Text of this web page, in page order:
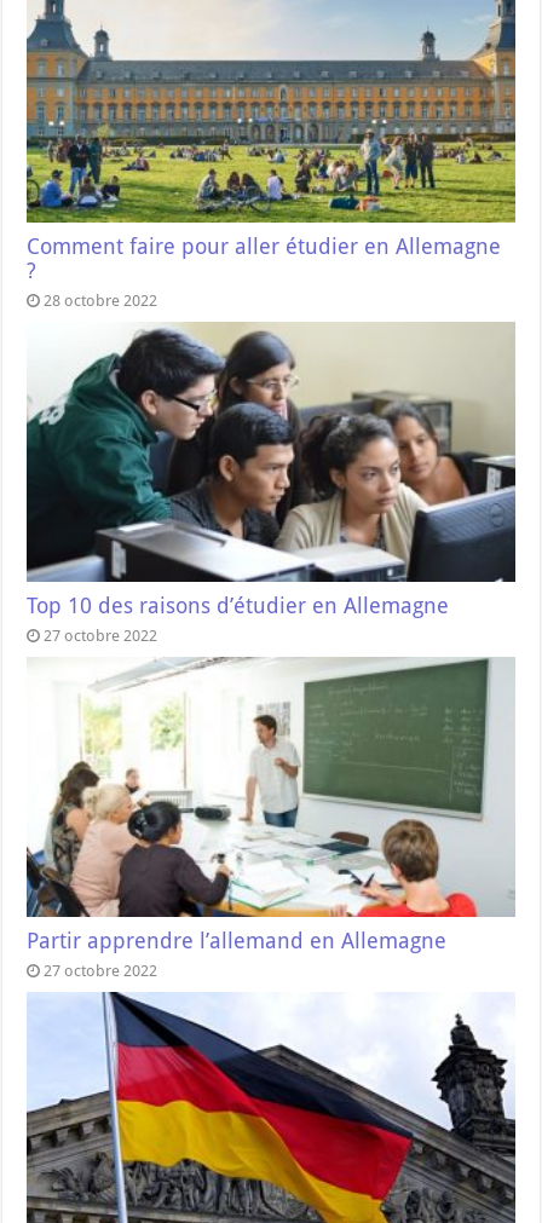
Comment faire pour aller étudier en Allemagne
?
28 octobre 2022
Top 10 des raisons d’étudier en Allemagne
27 octobre 2022
Partir apprendre l’allemand en Allemagne
27 octobre 2022